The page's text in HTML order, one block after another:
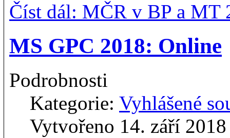
Číst dál: MČR v BP a MT
MS GPC 2018: Online
Podrobnosti
Kategorie: Vyhlášené
Vytvořeno 14. září 2018